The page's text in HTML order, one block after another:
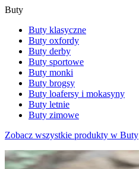
Buty
Buty klasyczne
Buty oxfordy
Buty derby
Buty sportowe
Buty monki
Buty brogsy
Buty loafersy i mokasyny
Buty letnie
Buty zimowe
Zobacz wszystkie produkty w Buty